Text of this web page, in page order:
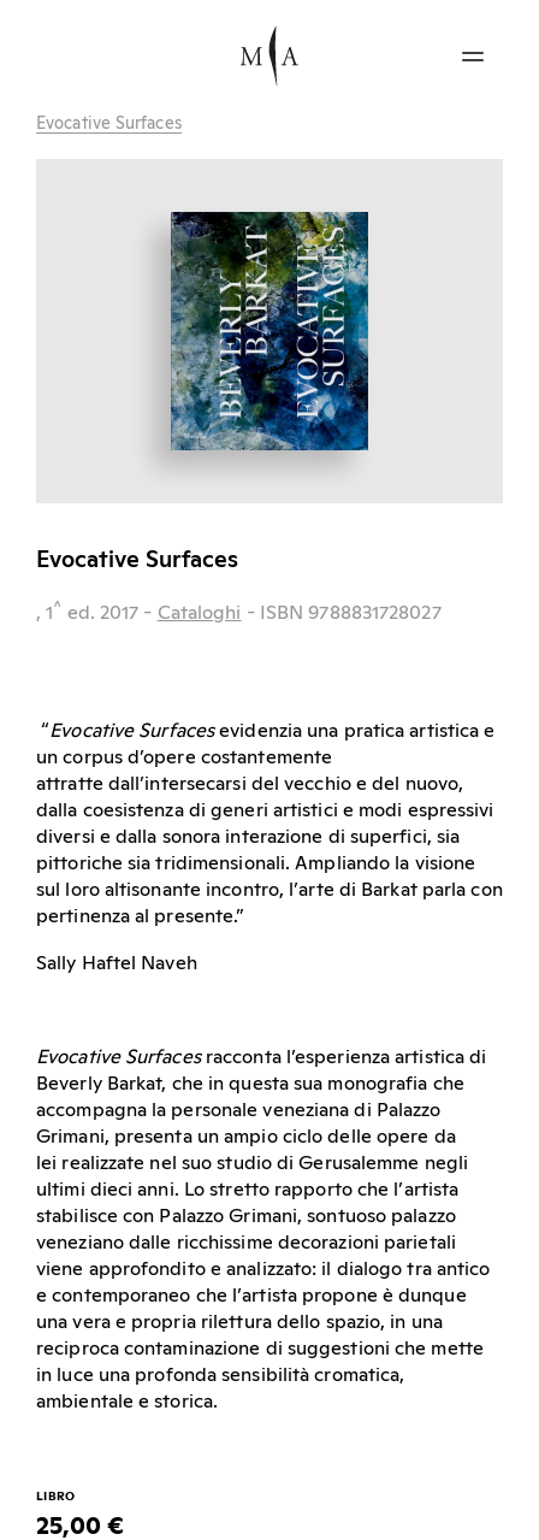
Evocative Surfaces
Evocative Surfaces
, 1^ ed. 2017 - Cataloghi - ISBN 9788831728027
“Evocative Surfacesevidenzia una pratica artistica e
un corpus d’opere costantemente
attratte dall’intersecarsi del vecchio e del nuovo,
dalla coesistenza di generi artistici e modi espressivi
diversi e dalla sonora interazione di superfici, sia
pittoriche sia tridimensionali. Ampliando la visione
sul loro altisonante incontro, l’arte di Barkat parla con
pertinenza al presente.”
Sally Haftel Naveh
Evocative Surfaces racconta l’esperienza artistica di
Beverly Barkat, che in questa sua monografia che
accompagna la personale veneziana di Palazzo
Grimani, presenta un ampio ciclo delle opere da
lei realizzate nel suo studio di Gerusalemme negli
ultimi dieci anni. Lo stretto rapporto che l’artista
stabilisce con Palazzo Grimani, sontuoso palazzo
veneziano dalle ricchissime decorazioni parietali
viene approfondito e analizzato: il dialogo tra antico
e contemporaneo che l’artista propone è dunque
una vera e propria rilettura dello spazio, in una
reciproca contaminazione di suggestioni che mette
in luce una profonda sensibilità cromatica,
ambientale e storica.
LIBRO
25,00 €